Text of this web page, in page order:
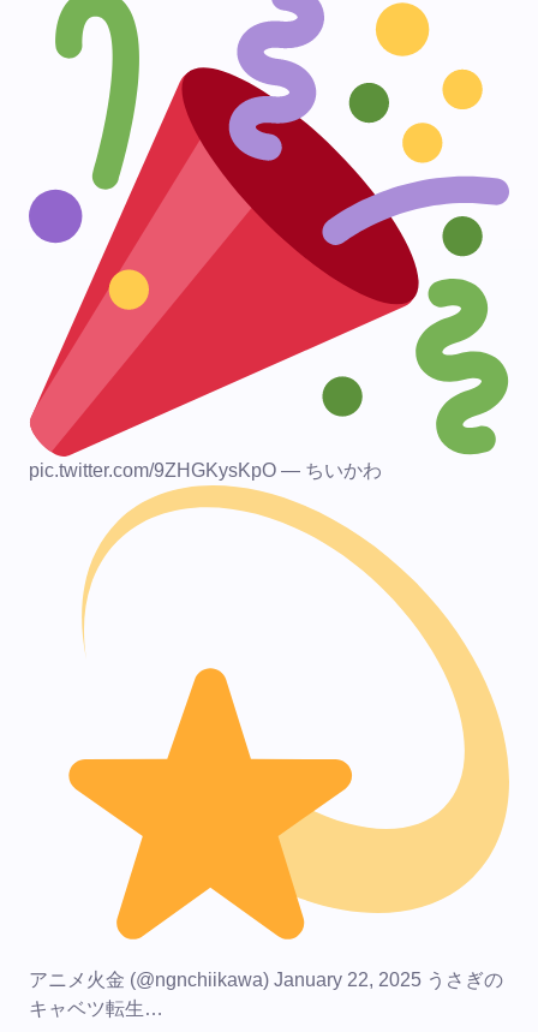
pic.twitter.com/9ZHGKysKpO — ちいかわ
アニメ火金 (@ngnchiikawa) January 22, 2025 うさぎの
キャベツ転生…